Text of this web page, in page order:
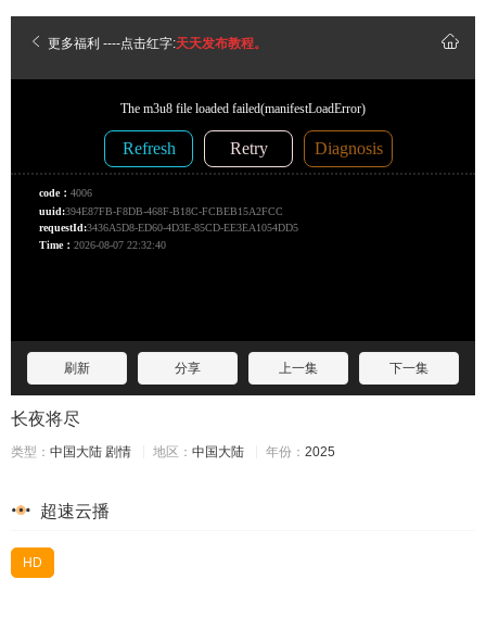
更多福利 ----点击红字:天天发布教程。
刷新 分享 上一集 下一集
长夜将尽
类型： 中国大陆 剧情 地区： 中国大陆 年份： 2025
超速云播
HD